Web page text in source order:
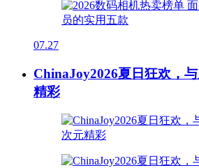
07.27
ChinaJoy2026夏日狂欢，
精彩